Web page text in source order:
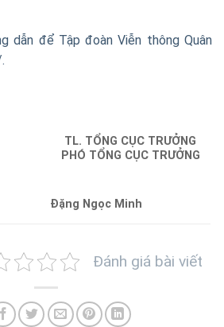
dẫn để Tập đoàn Viễn thông Quân
TL. TỔNG CỤC TRƯỞNG
PHÓ TỔNG CỤC TRƯỞNG
Đặng Ngọc Minh
Đánh giá bài viết